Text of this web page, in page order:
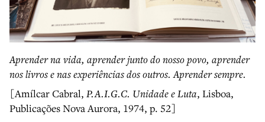
Aprender na vida, aprender junto do nosso povo, aprender
nos livros e nas experiências dos outros. Aprender sempre.
[Amílcar Cabral, P.A.I.G.C. Unidade e Luta, Lisboa,
Publicações Nova Aurora, 1974, p. 52]